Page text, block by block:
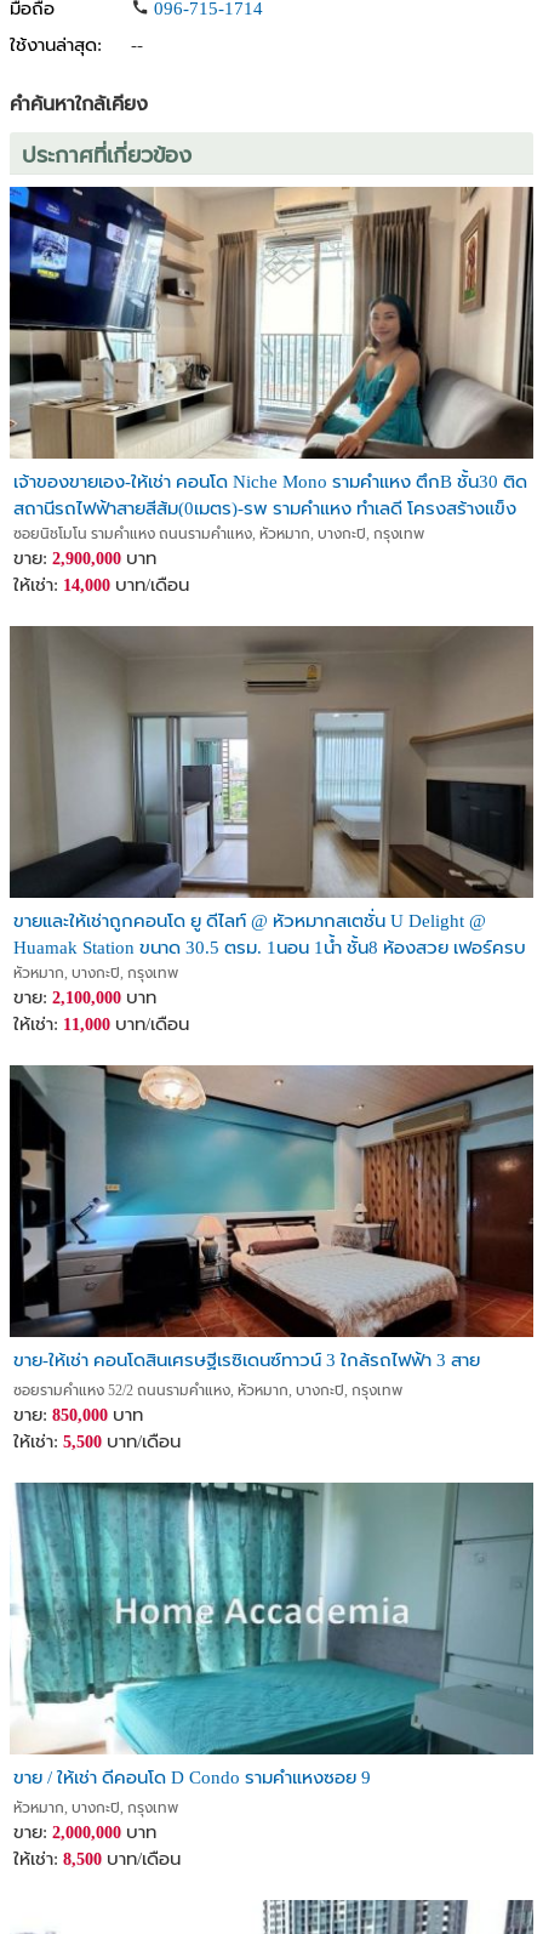
• โรงพยาบาลรามคำแหง
**เชื่อมต่อถนนหลายสาย
• ถนนเลียบด่วนรามอินทรา และใกล้จุดขึ้นลงทางด่วนถึง 2 สาย
ปล่อยเช่าเพียง : 19,000 บาท/เดือน (สัญญา 1 ปี)
ขายถูกมากเพียง 4.2 ลบ. (ราคาต่อรองได้)
***เจ้าของปล่อยเอง ไม่รับนายหน้า***
สนใจติดต่อ/นัดชมห้อง
0927899653 (คุณพอล)
0659821798 (คุณเบลล์)
มือถือ
096-715-1714
ใช้งานล่าสุด:
--
คำค้นหาใกล้เคียง
ประกาศที่เกี่ยวข้อง
เจ้าของขายเอง-ให้เช่า คอนโด Niche Mono รามคำแหง ตึกB ชั้น30 ติด
สถานีรถไฟฟ้าสายสีส้ม(0เมตร)-รพ รามคำแหง ทำเลดี โครงสร้างแข็ง
แรง วิวสวย โรแมนติก
ซอยนิชโมโน รามคำแหง ถนนรามคำแหง, หัวหมาก, บางกะปิ, กรุงเทพ
ขาย: 2,900,000 บาท
ให้เช่า: 14,000 บาท/เดือน
ขายและให้เช่าถูกคอนโด ยู ดีไลท์ @ หัวหมากสเตชั่น U Delight @
Huamak Station ขนาด 30.5 ตรม. 1นอน 1น้ำ ชั้น8 ห้องสวย เฟอร์ครบ
ใกล้ Airport Link รามคำแหง
หัวหมาก, บางกะปิ, กรุงเทพ
ขาย: 2,100,000 บาท
ให้เช่า: 11,000 บาท/เดือน
ขาย-ให้เช่า คอนโดสินเศรษฐีเรซิเดนซ์ทาวน์ 3 ใกล้รถไฟฟ้า 3 สาย
ซอยรามคำแหง 52/2 ถนนรามคำแหง, หัวหมาก, บางกะปิ, กรุงเทพ
ขาย: 850,000 บาท
ให้เช่า: 5,500 บาท/เดือน
ขาย / ให้เช่า ดีคอนโด D Condo รามคำแหงซอย 9
หัวหมาก, บางกะปิ, กรุงเทพ
ขาย: 2,000,000 บาท
ให้เช่า: 8,500 บาท/เดือน